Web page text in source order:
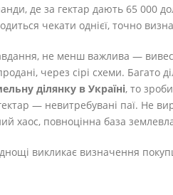
де за гектар дають 65 000
чекати однієї, точно
не менш важлива —
через сірі схеми. Багато
ділянку в Україні, то
— невитребувані паї. Не
хаос, повноцінна база
викликає визначення